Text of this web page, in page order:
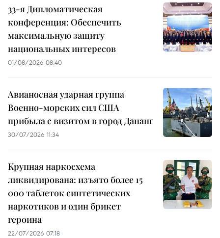
33-я Дипломатическая
конференция: Обеспечить
максимальную защиту
национальных интересов
01/08/2026 08:40
Авианосная ударная группа
Военно-морских сил США
прибыла с визитом в город Дананг
30/07/2026 11:34
Крупная наркосхема
ликвидирована: изъято более 15
000 таблеток синтетических
наркотиков и один брикет
героина
22/07/2026 07:18